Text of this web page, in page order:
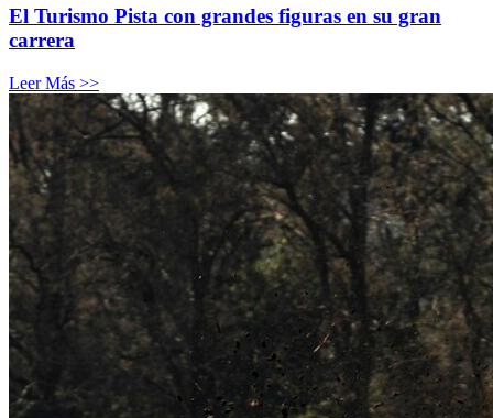
El Turismo Pista con grandes figuras en su gran
carrera
Leer Más >>